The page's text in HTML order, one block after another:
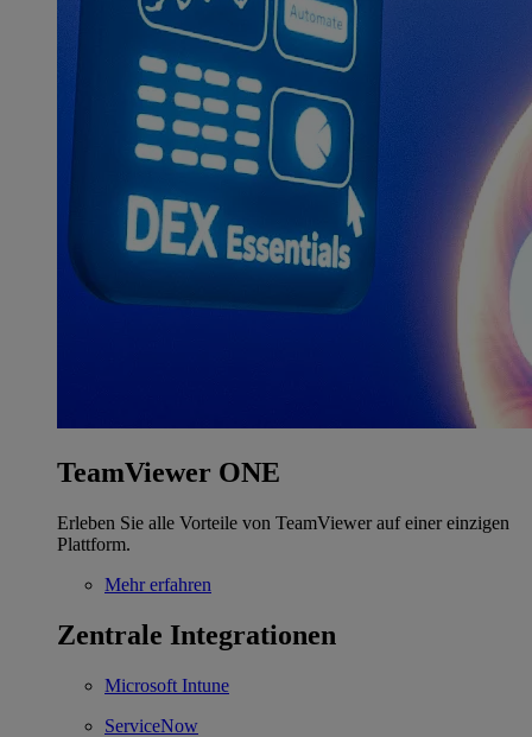
TeamViewer ONE
Erleben Sie alle Vorteile von TeamViewer auf einer einzigen
Plattform.
Mehr erfahren
Zentrale Integrationen
Microsoft Intune
ServiceNow